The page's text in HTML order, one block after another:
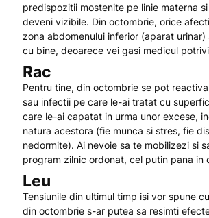
predispozitii mostenite pe linie materna
deveni vizibile. Din octombrie, orice
zona abdomenului inferior (aparat
cu bine, deoarece vei gasi medicul
Rac
Pentru tine, din octombrie se pot
sau infectii pe care le-ai tratat cu
care le-ai capatat in urma unor excese,
natura acestora (fie munca si stres, fie
nedormite). Ai nevoie sa te mobilizezi si
program zilnic ordonat, cel putin pana in
Leu
Tensiunile din ultimul timp isi vor spune
din octombrie s-ar putea sa resimti